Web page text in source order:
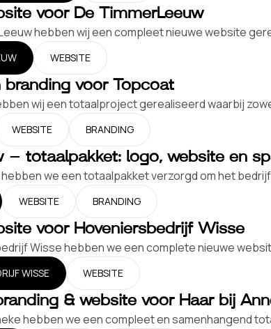
voor De TimmerLeeuw
hebben wij een compleet nieuwe website
WEBSITE
voor Topcoat
wij een totaalproject gerealiseerd waarbij
WEBSITE BRANDING
– totaalpakket: logo, website en
hebben we een totaalpakket verzorgd om het
WEBSITE BRANDING
voor Hoveniersbedrijf Wisse
Wisse hebben we een complete nieuwe
WISSE WEBSITE
& website voor Haar bij
hebben we een compleet en samenhangend